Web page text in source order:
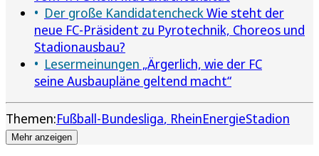
Der große KandidatencheckWie steht der
neue FC-Präsident zu Pyrotechnik, Choreos und
Stadionausbau?
Lesermeinungen „Ärgerlich, wie der FC
seine Ausbaupläne geltend macht“
Themen:Fußball-Bundesliga RheinEnergieStadion
Mehr anzeigen